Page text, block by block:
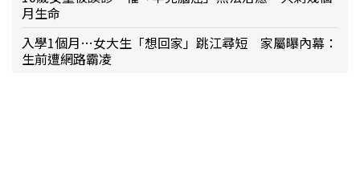
月生命
入學1個月…女大生「想回家」跳江尋短 家屬曝內幕：
生前遭網路霸凌